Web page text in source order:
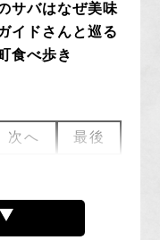
ルメ
サバはなぜ美味
イドさんと巡る
食べ歩き
次へ 最後